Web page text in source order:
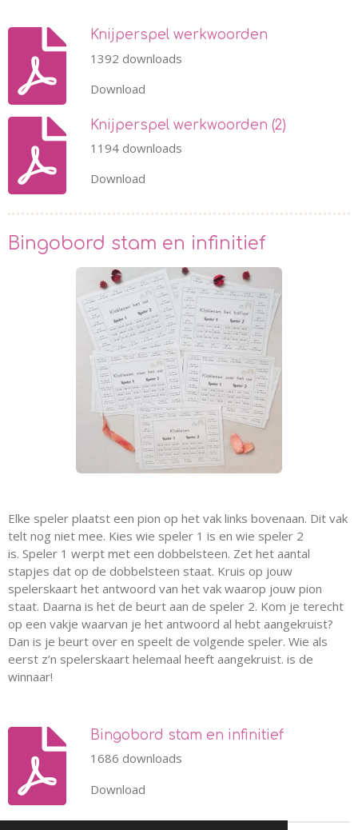
Knijperspel werkwoorden
1392 downloads
Download
Knijperspel werkwoorden (2)
1194 downloads
Download
Bingobord stam en infinitief
Elke speler plaatst een pion op het vak links bovenaan. Dit vak
telt nog niet mee. Kies wie speler 1 is en wie speler 2
is. Speler 1 werpt met een dobbelsteen. Zet het aantal
stapjes dat op de dobbelsteen staat. Kruis op jouw
spelerskaart het antwoord van het vak waarop jouw pion
staat. Daarna is het de beurt aan de speler 2. Kom je terecht
op een vakje waarvan je het antwoord al hebt aangekruist?
Dan is je beurt over en speelt de volgende speler. Wie als
eerst z’n spelerskaart helemaal heeft aangekruist. is de
winnaar!
Bingobord stam en infinitief
1686 downloads
Download